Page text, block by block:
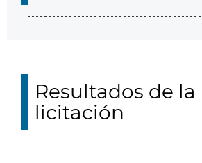
Resultados de la
licitación